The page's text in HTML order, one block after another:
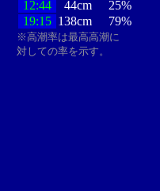
12:44
44cm
25%
19:15 138cm 79%
※高潮率は最高高潮に
対しての率を示す。